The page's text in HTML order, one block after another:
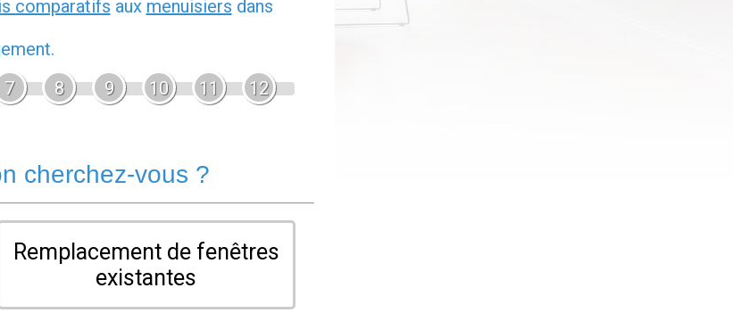
comparatifs aux menuisiers dans
7 8 9 10 11 12
cherchez-vous ?
Remplacement de fenêtres
existantes